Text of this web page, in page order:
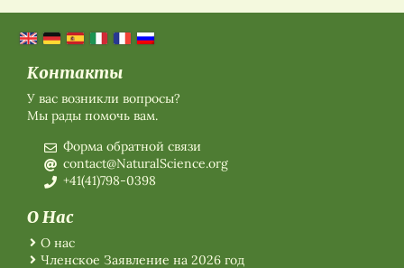
Контакты
У вас возникли вопросы?
Мы рады помочь вам.
Форма обратной связи
contact@NaturalScience.org
+41(41)798-0398
О Нас
О нас
Членское Заявление на 2026 год